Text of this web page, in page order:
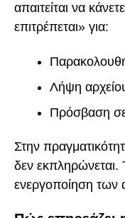
απαιτείται να
επιτρέπεται» για:
Λήψη
Πρόσβαση σε
Στην
δεν εκπληρώνεται.
ενεργοποίηση των